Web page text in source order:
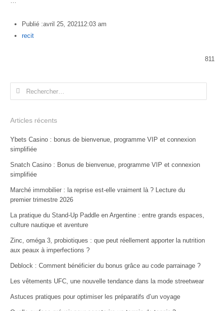
Publié :avril 25, 202112:03 am
Author
recit
811
Rechercher :
Articles récents
Ybets Casino : bonus de bienvenue, programme VIP et connexion
simplifiée
Snatch Casino : Bonus de bienvenue, programme VIP et connexion
simplifiée
Marché immobilier : la reprise est-elle vraiment là ? Lecture du
premier trimestre 2026
La pratique du Stand-Up Paddle en Argentine : entre grands espaces,
culture nautique et aventure
Zinc, oméga 3, probiotiques : que peut réellement apporter la nutrition
aux peaux à imperfections ?
Deblock : Comment bénéficier du bonus grâce au code parrainage ?
Les vêtements UFC, une nouvelle tendance dans la mode streetwear
Astuces pratiques pour optimiser les préparatifs d’un voyage